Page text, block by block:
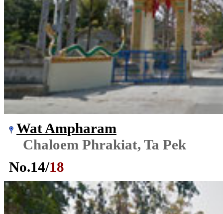
Wat Ampharam
Chaloem Phrakiat, Ta Pek
No.14/18